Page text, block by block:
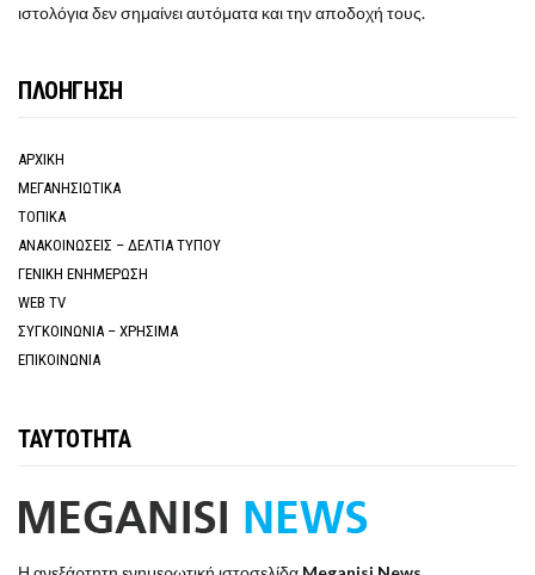
ιστολόγια δεν σημαίνει αυτόματα και την αποδοχή τους.
ΠΛΟΗΓΗΣΗ
ΑΡΧΙΚΗ
ΜΕΓΑΝΗΣΙΩΤΙΚΑ
ΤΟΠΙΚΑ
ΑΝΑΚΟΙΝΩΣΕΙΣ – ΔΕΛΤΙΑ ΤΥΠΟΥ
ΓΕΝΙΚΗ ΕΝΗΜΕΡΩΣΗ
WEB TV
ΣΥΓΚΟΙΝΩΝΙΑ – ΧΡΗΣΙΜΑ
ΕΠΙΚΟΙΝΩΝΙΑ
ΤΑΥΤΟΤΗΤΑ